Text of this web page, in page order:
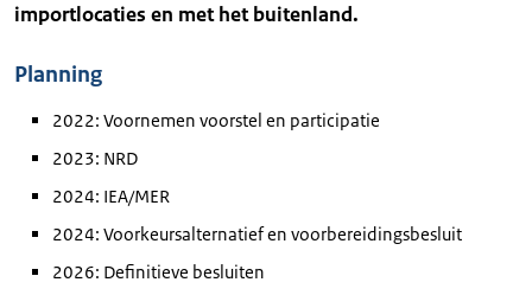
importlocaties en met het buitenland.
Planning
2022: Voornemen voorstel en participatie
2023: NRD
2024: IEA/MER
2024: Voorkeursalternatief en voorbereidingsbesluit
2026: Definitieve besluiten